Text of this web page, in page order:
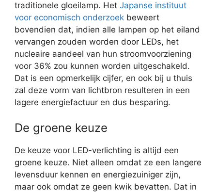
traditionele gloeilamp. Het Japanse instituut
voor economisch onderzoek beweert
bovendien dat, indien alle lampen op het eiland
vervangen zouden worden door LEDs, het
nucleaire aandeel van hun stroomvoorziening
voor 36% zou kunnen worden uitgeschakeld.
Dat is een opmerkelijk cijfer, en ook bij u thuis
zal deze vorm van lichtbron resulteren in een
lagere energiefactuur en dus besparing.
De groene keuze
De keuze voor LED-verlichting is altijd een
groene keuze. Niet alleen omdat ze een langere
levensduur kennen en energiezuiniger zijn,
maar ook omdat ze geen kwik bevatten. Dat in